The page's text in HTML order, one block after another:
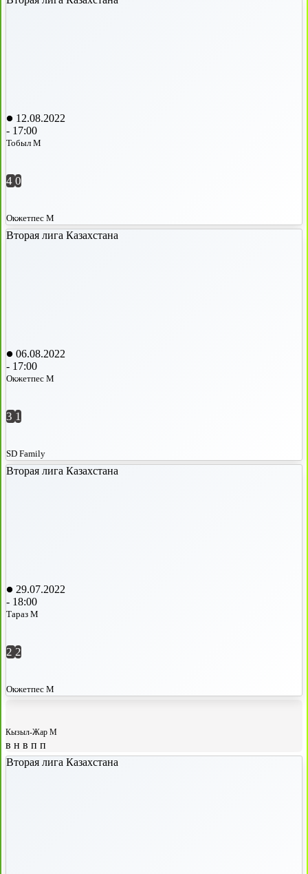
12.08.2022
- 17:00
Тобыл М
4 0
Окжетпес М
Вторая лига Казахстана
06.08.2022
- 17:00
Окжетпес М
3 1
SD Family
Вторая лига Казахстана
29.07.2022
- 18:00
Тараз М
2 2
Окжетпес М
Кызыл-Жар М
в н в п п
Вторая лига Казахстана